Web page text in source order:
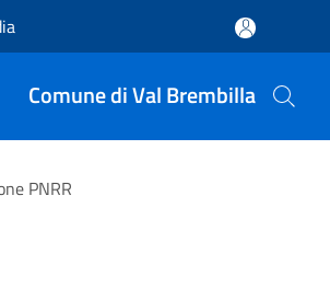
Comune di Val Brembilla
PNRR